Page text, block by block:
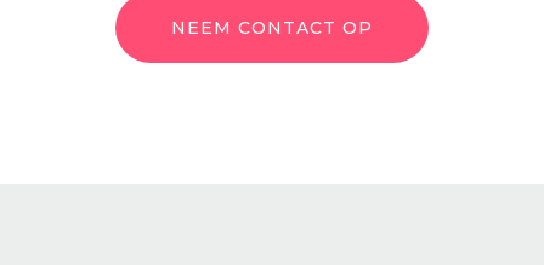
NEEM CONTACT OP